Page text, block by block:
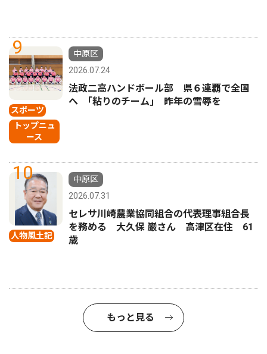
9
スポーツ
トップニュ
ース
中原区
2026.07.24
法政二高ハンドボール部 県６連覇で全国
へ ｢粘りのチーム｣ 昨年の雪辱を
10
人物風土記
中原区
2026.07.31
セレサ川崎農業協同組合の代表理事組合長
を務める 大久保 巌さん 高津区在住 61
歳
もっと見る